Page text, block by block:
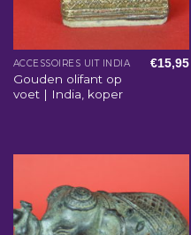
ACCESSOIRES UIT INDIA
Gouden olifant op
voet | India, koper
€15,95